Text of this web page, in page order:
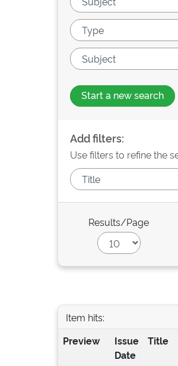
Start a new search
Add filters:
Use filters to refine the
Results/Page
Item hits:
Preview
Issue
Date
Title